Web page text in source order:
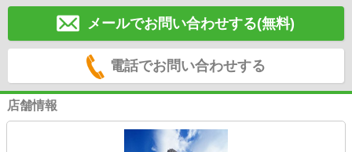
メールでお問い合わせする(無料)
電話でお問い合わせする
店舗情報